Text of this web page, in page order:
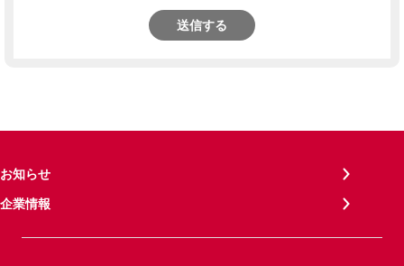
送信する
お知らせ
企業情報